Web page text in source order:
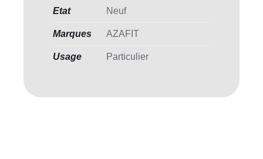
Etat Neuf
Marques AZAFIT
Usage Particulier